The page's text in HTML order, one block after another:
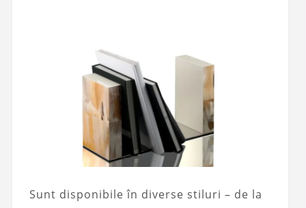
Sunt disponibile în diverse stiluri – de la